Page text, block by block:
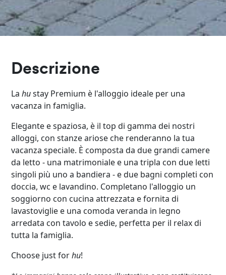
Descrizione
Lahustay Premium è l'alloggio ideale per una
vacanza in famiglia.
Elegante e spaziosa, è il top di gamma dei nostri
alloggi, con stanze ariose che renderanno la tua
vacanza speciale. È composta da due grandi camere
da letto - una matrimoniale e una tripla con due letti
singoli più uno a bandiera - e due bagni completi con
doccia, wc e lavandino. Completano l'alloggio un
soggiorno con cucina attrezzata e fornita di
lavastoviglie e una comoda veranda in legno
arredata con tavolo e sedie, perfetta per il relax di
tutta la famiglia.
Choose just forhu!